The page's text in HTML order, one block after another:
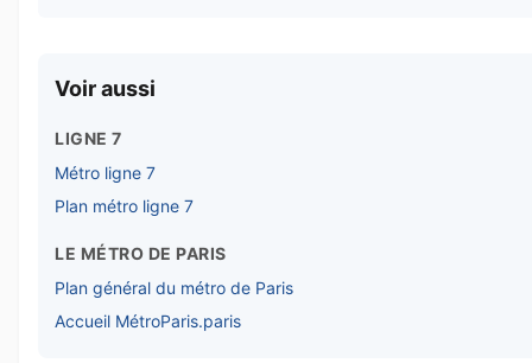
Voir aussi
LIGNE 7
Métro ligne 7
Plan métro ligne 7
LE MÉTRO DE PARIS
Plan général du métro de Paris
Accueil MétroParis.paris